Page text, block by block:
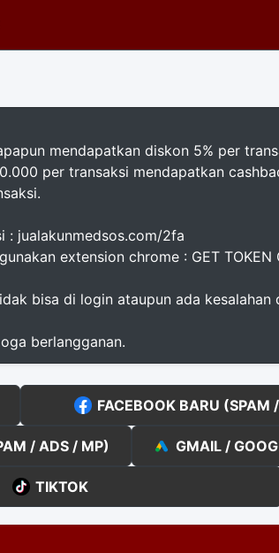
mendapatkan diskon 5% per
per transaksi mendapatkan
: jualakunmedsos.com/2fa
extension chrome : GET TOKEN
bisa di login ataupun ada
berlangganan.
FACEBOOK BARU (SPAM
/ ADS / MP) GMAIL /
TIKTOK